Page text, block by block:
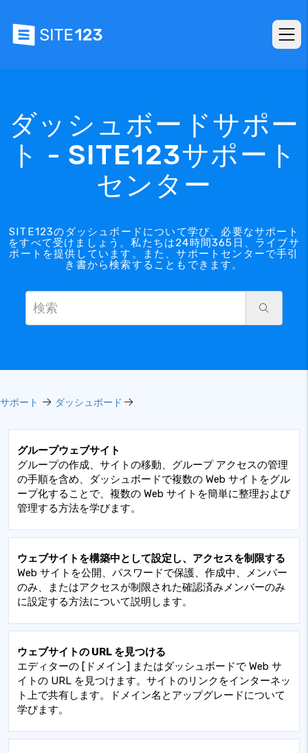
ダッシュボードサポー
ト - SITE123サポート
センター
SITE123のダッシュボードについて学び、必要なサポート
をすべて受けましょう。私たちは24時間365日、ライブサ
ポートを提供しています。また、サポートセンターで手引
き書から検索することもできます。
サポート ダッシュボード
グループウェブサイト
グループの作成、サイトの移動、グループ アクセスの管理
の手順を含め、ダッシュボードで複数の Web サイトをグル
ープ化することで、複数の Web サイトを簡単に整理および
管理する方法を学びます。
ウェブサイトを構築中として設定し、アクセスを制限する
Web サイトを公開、パスワードで保護、作成中、メンバー
のみ、またはアクセスが制限された確認済みメンバーのみ
に設定する方法について説明します。
ウェブサイトの URL を見つける
エディターの [ドメイン] またはダッシュボードで Web サ
イトの URL を見つけます。サイトのリンクをインターネッ
ト上で共有します。ドメイン名とアップグレードについて
学びます。